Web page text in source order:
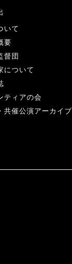
いて
要
督団
について
ティアの会
共催公演アーカイブ